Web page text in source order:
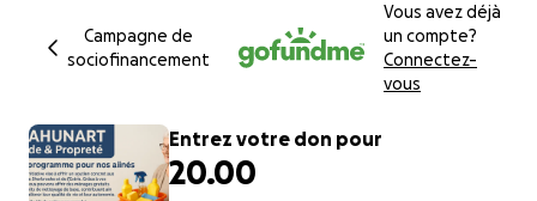
Campagne de
sociofinancement
Vous avez déjà
un compte?
Connectez-
vous
Entrez votre don pour
20.00